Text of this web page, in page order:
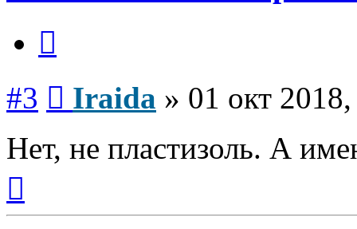
#3 Iraida » 01 окт
Нет, не пластизоль. А
началу